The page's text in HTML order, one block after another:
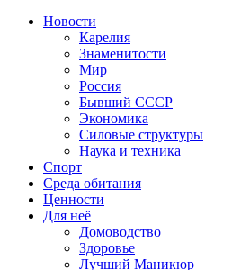
Новости
Карелия
Знаменитости
Мир
Россия
Бывший СССР
Экономика
Силовые структуры
Наука и техника
Спорт
Среда обитания
Ценности
Для неё
Домоводство
Здоровье
Лучший Маникюр